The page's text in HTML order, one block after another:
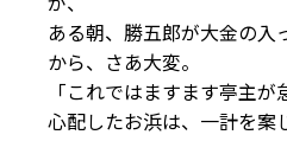
ある朝、勝五郎が大金の入
から、さあ大変。
「これではますます亭主
心配したお浜は、一計を案